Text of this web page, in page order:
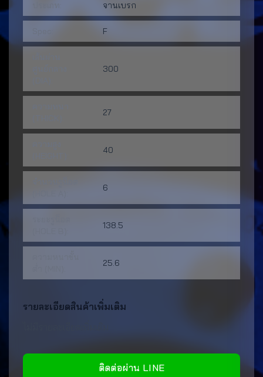
จานเบรก
F
300
27
40
6
138.5
25.6
รายละเอียดสินค้าเพิ่มเติม
ติดต่อผ่าน LINE